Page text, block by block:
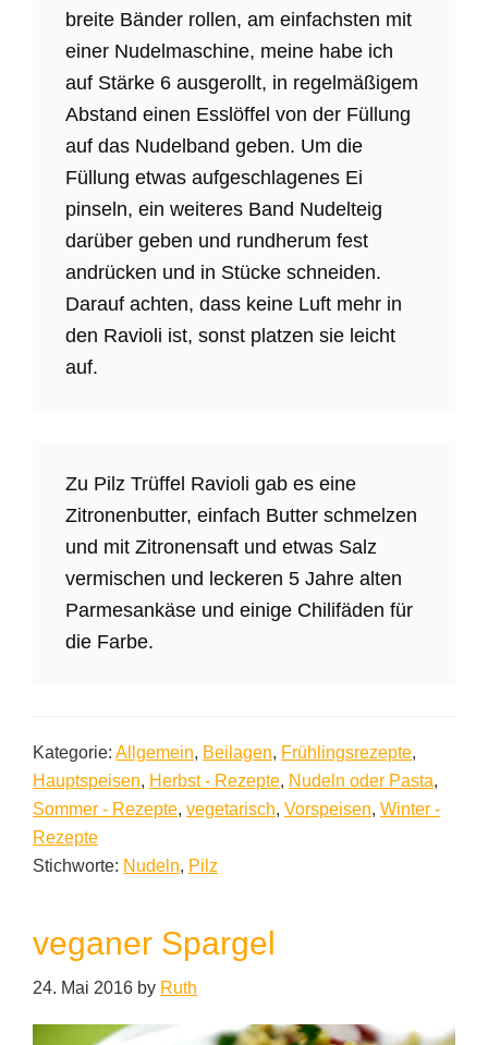
breite Bänder rollen, am einfachsten mit
einer Nudelmaschine, meine habe ich
auf Stärke 6 ausgerollt, in regelmäßigem
Abstand einen Esslöffel von der Füllung
auf das Nudelband geben. Um die
Füllung etwas aufgeschlagenes Ei
pinseln, ein weiteres Band Nudelteig
darüber geben und rundherum fest
andrücken und in Stücke schneiden.
Darauf achten, dass keine Luft mehr in
den Ravioli ist, sonst platzen sie leicht
auf.
Zu Pilz Trüffel Ravioli gab es eine
Zitronenbutter, einfach Butter schmelzen
und mit Zitronensaft und etwas Salz
vermischen und leckeren 5 Jahre alten
Parmesankäse und einige Chilifäden für
die Farbe.
Kategorie: Allgemein, Beilagen, Frühlingsrezepte,
Hauptspeisen, Herbst - Rezepte, Nudeln oder Pasta,
Sommer - Rezepte, vegetarisch, Vorspeisen, Winter -
Rezepte
Stichworte: Nudeln, Pilz
veganer Spargel
24. Mai 2016 by Ruth